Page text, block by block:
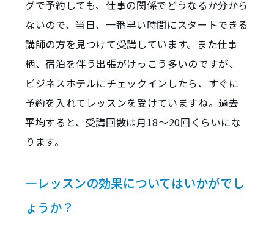
グで予約しても、仕事の関係でどうなるか分から
ないので、当日、一番早い時間にスタートできる
講師の方を見つけて受講しています。また仕事
柄、宿泊を伴う出張がけっこう多いのですが、
ビジネスホテルにチェックインしたら、すぐに
予約を入れてレッスンを受けていますね。過去
平均すると、受講回数は月18～20回くらいにな
ります。
―レッスンの効果についてはいかがでし
ょうか？